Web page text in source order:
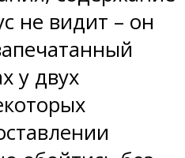
не видит – он
у двух